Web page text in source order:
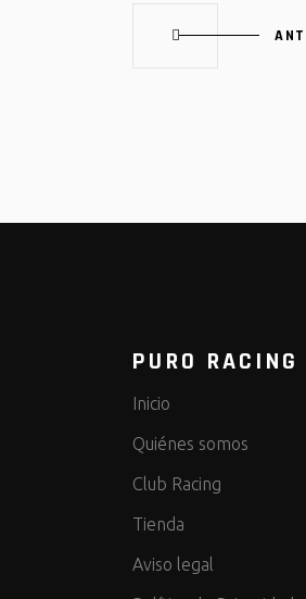
PURO RACING
Inicio
Quiénes somos
Club Racing
Tienda
Aviso legal